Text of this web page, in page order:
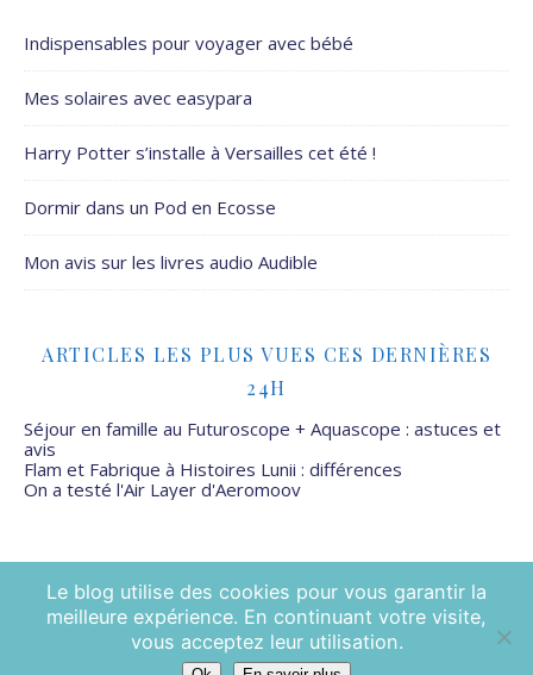
Indispensables pour voyager avec bébé
Mes solaires avec easypara
Harry Potter s’installe à Versailles cet été !
Dormir dans un Pod en Ecosse
Mon avis sur les livres audio Audible
ARTICLES LES PLUS VUES CES DERNIÈRES
24H
Séjour en famille au Futuroscope + Aquascope : astuces et
avis
Flam et Fabrique à Histoires Lunii : différences
On a testé l'Air Layer d'Aeromoov
Mamans Mais Pas Que - 2026 ©
Le blog utilise des cookies pour vous garantir la
meilleure expérience. En continuant votre visite,
vous acceptez leur utilisation.